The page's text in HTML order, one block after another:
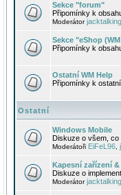
Sekce "forum"
Připomínky k
Moderátorjacktalking
Sekce "eShop
Připomínky k
Ostatní WM Help
Připomínky k
Ostatní
Windows Mobile
Diskuze o všem,
Moderátoři EiFeL96
Kapesní zařízení
Diskuze o
Moderátorjacktalking